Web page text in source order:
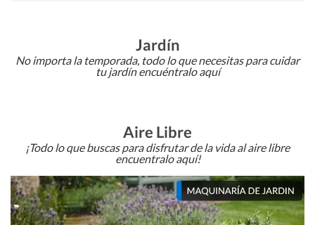
Jardín
No importa la temporada, todo lo que necesitas para cuidar
tu jardín encuéntralo aquí
Aire Libre
¡Todo lo que buscas para disfrutar de la vida al aire libre
encuentralo aquí!